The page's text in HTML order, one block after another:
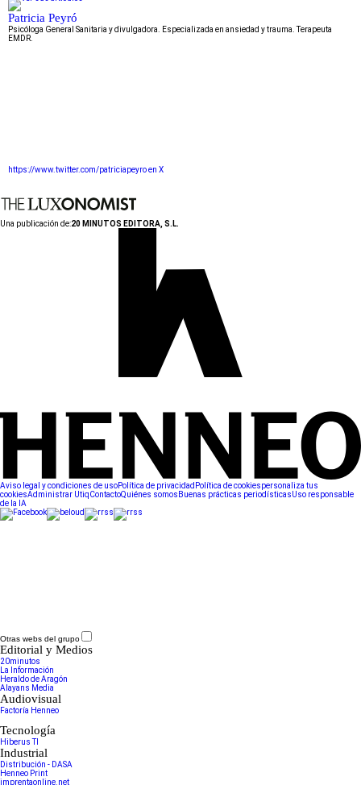
Patricia Peyró
Psicóloga General Sanitaria y divulgadora. Especializada en ansiedad y trauma. Terapeuta
EMDR.
https://www.twitter.com/patriciapeyro en X
Una publicación de:20 MINUTOS EDITORA, S.L.
Aviso legal y condiciones de usoPolítica de privacidad Política de cookiespersonaliza tus
cookiesAdministrar UtiqContactoQuiénes somos Buenas prácticas periodísticasUso responsable
de la IA
Otras webs del grupo
Editorial y Medios
20minutos
La Información
Heraldo de Aragón
Alayans Media
Audiovisual
Factoría Henneo
Tecnología
Hiberus TI
Industrial
Distribución - DASA
Henneo Print
imprentaonline.net